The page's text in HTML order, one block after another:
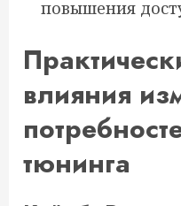
повышения
влияния
тюнинга